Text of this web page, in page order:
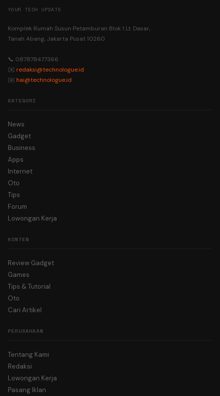
YOUR TECH UPDATE
Komplek Rumah Susun Petamburan Blok 1 Lt. Dasar,
Tanah Abang, Jakarta Pusat 10260
📞 087878477366
✉️ redaksi@technologue.id
✉️ hai@technologue.id
KATEGORI
News
Gadget
Business
Apps
Internet
Oto
Tips
Forum
Lowongan Kerja
KONTEN
Review Gadget
Games
Tips & Tutorial
Oto
Cari Artikel
PERUSAHAAN
Tentang Kami
Redaksi
Lowongan Kerja
Pasang Iklan